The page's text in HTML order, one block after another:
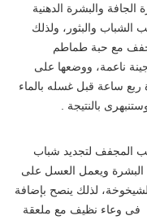
والبشرة الدهنية
الشباب والبثور، ولذلك
مع حبة طماطم
ناعمة، ووضعها على
ربع ساعة قبل غسله بالماء
بالنتيجة .
المجفف لتجديد شباب
ويعمل العسل على
لذلك ينصح بإضافة
وعاء نظيف مع ملعقة